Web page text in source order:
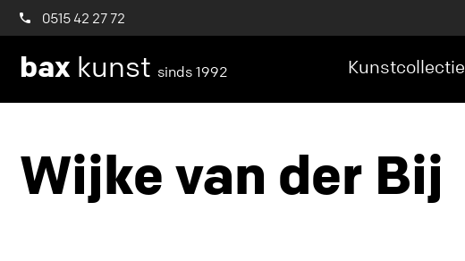
0515 42 27 72
bax kunst sinds 1992 Kunstcollectie
Wijke van der Bij